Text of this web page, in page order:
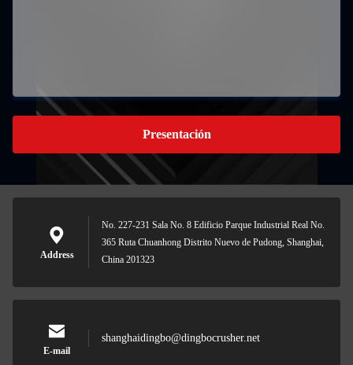
Presentación
Address
No. 227-231 Sala No. 8 Edificio Parque Industrial Real No.
365 Ruta Chuanhong Distrito Nuevo de Pudong, Shanghai,
China 201323
E-mail
shanghaidingbo@dingbocrusher.net